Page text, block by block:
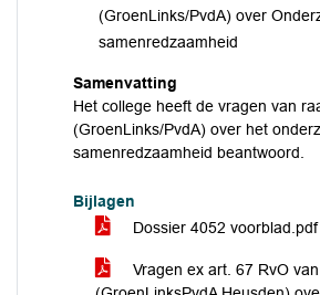
(GroenLinks/PvdA) over
samenredzaamheid
Samenvatting
Het college heeft de vragen van
(GroenLinks/PvdA) over het
samenredzaamheid beantwoord.
Bijlagen
Dossier 4052 voorblad.pdf
Vragen ex art. 67 RvO